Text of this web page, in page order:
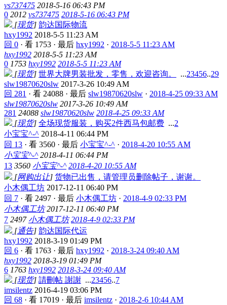
vs737475 2018-5-16 06:43 PM
0 2012 vs737475 2018-5-16 06:43 PM
[现货] 韵达国际物流
hxy1992 2018-5-5 11:23 AM
回 0 · 看 1753 · 最后 hxy1992 · 2018-5-5 11:23 AM
hxy1992 2018-5-5 11:23 AM
0 1753 hxy1992 2018-5-5 11:23 AM
[现货] 世界大牌男装批发，零售，欢迎咨询。 ...23456..29
slw19870620slw 2017-3-26 10:49 AM
回 281 · 看 24088 · 最后 slw19870620slw · 2018-4-25 09:33 AM
slw19870620slw 2017-3-26 10:49 AM
281 24088 slw19870620slw 2018-4-25 09:33 AM
[现货] 全场现货服装，购买2件西马包邮费 ...2
小宝宝^-^ 2018-4-11 06:44 PM
回 13 · 看 3560 · 最后 小宝宝^-^ · 2018-4-20 10:55 AM
小宝宝^-^ 2018-4-11 06:44 PM
13 3560 小宝宝^-^ 2018-4-20 10:55 AM
[网购出让] 货物已出售，请管理员删除帖子，谢谢。
小木偶工坊 2017-12-11 06:40 PM
回 7 · 看 2497 · 最后 小木偶工坊 · 2018-4-9 02:33 PM
小木偶工坊 2017-12-11 06:40 PM
7 2497 小木偶工坊 2018-4-9 02:33 PM
[通告] 韵达国际代运
hxy1992 2018-3-19 01:49 PM
回 6 · 看 1763 · 最后 hxy1992 · 2018-3-24 09:40 AM
hxy1992 2018-3-19 01:49 PM
6 1763 hxy1992 2018-3-24 09:40 AM
[现货] 請刪帖 謝謝 ...23456..7
imsilentz 2016-4-19 03:06 PM
回 68 · 看 17019 · 最后 imsilentz · 2018-2-6 10:44 AM